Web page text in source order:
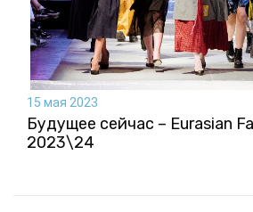
15 мая 2023
Будущее сейчас – Eurasian
2023\24